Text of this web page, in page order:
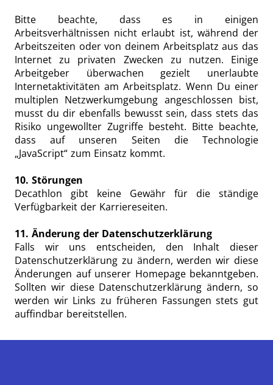
Bitte beachte, dass es in einigen
Arbeitsverhältnissen nicht erlaubt ist, während der
Arbeitszeiten oder von deinem Arbeitsplatz aus das
Internet zu privaten Zwecken zu nutzen. Einige
Arbeitgeber überwachen gezielt unerlaubte
Internetaktivitäten am Arbeitsplatz. Wenn Du einer
multiplen Netzwerkumgebung angeschlossen bist,
musst du dir ebenfalls bewusst sein, dass stets das
Risiko ungewollter Zugriffe besteht. Bitte beachte,
dass auf unseren Seiten die Technologie
„JavaScript“ zum Einsatz kommt.
10. Störungen
Decathlon gibt keine Gewähr für die ständige
Verfügbarkeit der Karriereseiten.
11. Änderung der Datenschutzerklärung
Falls wir uns entscheiden, den Inhalt dieser
Datenschutzerklärung zu ändern, werden wir diese
Änderungen auf unserer Homepage bekanntgeben.
Sollten wir diese Datenschutzerklärung ändern, so
werden wir Links zu früheren Fassungen stets gut
auffindbar bereitstellen.